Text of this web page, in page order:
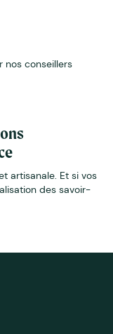
nos conseillers
artisanale. Et si vos
des savoir-